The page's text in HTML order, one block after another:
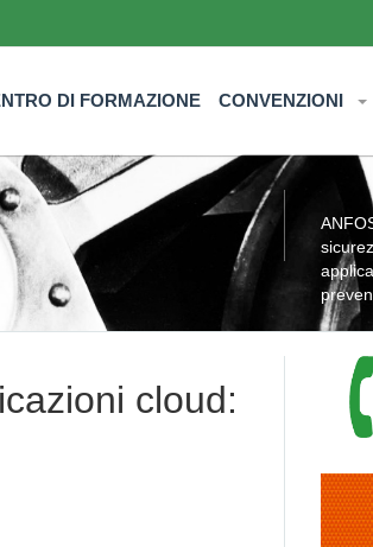
DI FORMAZIONE CONVENZIONI
cloud: